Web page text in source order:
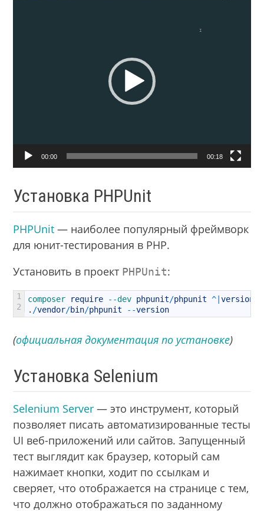
00:00 00:18
Установка PHPUnit
PHPUnit — наиболее популярный фреймворк
для юнит-тестирования в PHP.
Установить в проект PHPUnit:
1
2
composer require --dev phpunit/phpunit ^|version
. /vendor/bin/phpunit --version
(официальная документация по установке)
Установка Selenium
Selenium Server — это инструмент, который
позволяет писать автоматизированные тесты
UI веб-приложений или сайтов. Запущенный
тест выглядит как браузер, который сам
нажимает кнопки, ходит по ссылкам и
сверяет, что отображается на странице с тем,
что должно отображаться по заданному